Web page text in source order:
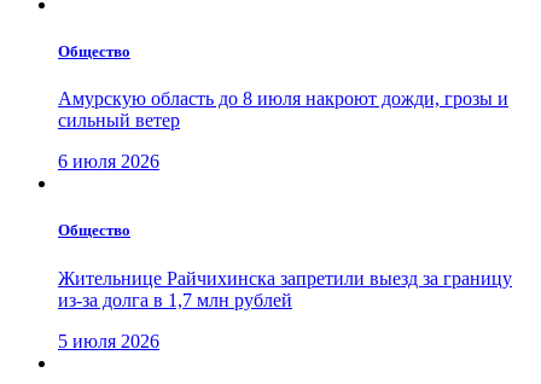
Общество
Амурскую область до 8 июля накроют дожди, грозы и
сильный ветер
6 июля 2026
Общество
Жительнице Райчихинска запретили выезд за границу
из-за долга в 1,7 млн рублей
5 июля 2026